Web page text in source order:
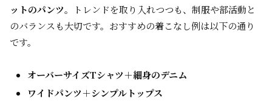
ットのパンツ。トレンドを取り入れつつも、制服や部活動と
のバランスも大切です。おすすめの着こなし例は以下の通り
です。
オーバーサイズTシャツ＋細身のデニム
ワイドパンツ＋シンプルトップス